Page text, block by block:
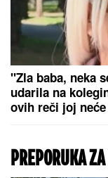
"Zla baba, neka
udarila na
ovih reči joj
PREPORUKA